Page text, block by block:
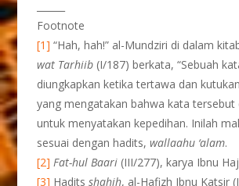
Footnote
[1] “Hah, hah!” al-Mundziri di dalam
wat Tarhiib (I/187) berkata, “Sebuah
diungkapkan ketika tertawa dan
yang mengatakan bahwa kata tersebut
untuk menyatakan kepedihan. Inilah
sesuai dengan hadits,wallaahu ‘alam.
[2] Fat-hul Baari (III/277), karya Ibnu
[3] Haditsshahih, al-Hafizh Ibnu Katsir